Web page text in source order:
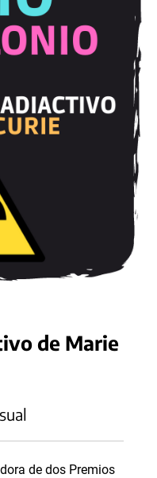
de Marie
de dos Premios